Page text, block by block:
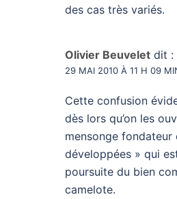
des cas très variés.
Olivier Beuvelet dit :
29 MAI 2010 À 11 H 09
Cette confusion
dès lors qu’on les
mensonge fondateur
développées » qui
poursuite du bien
camelote.